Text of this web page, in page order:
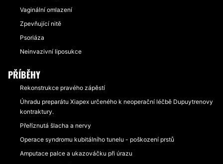
Vaginální omlazení
Zpevňující nitě
Psoriáza
Neinvazivní liposukce
PŘÍBĚHY
Rekonstrukce pravého zápěstí
Úhradu preparátu Xiapex určeného k neoperační léčbě Dupuytrenovy
kontraktury.
Přeříznutá šlacha a nervy
Operace syndromu kubitálního tunelu - poškození prstů
Amputace palce a ukazováčku při úrazu